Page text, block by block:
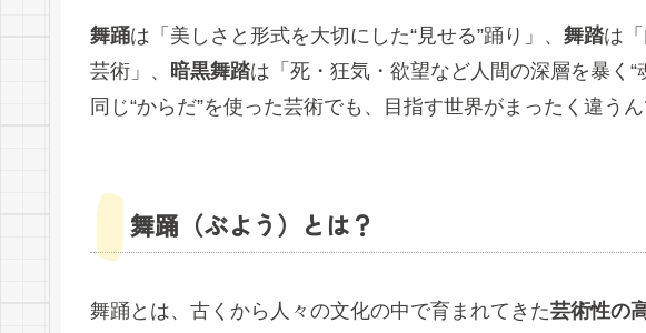
舞踊は「美しさと形式を大切にした“見せる”踊り」、 舞踏は
芸術」、
暗黒舞踏は「死・狂気・欲望など人間の深層を暴く“
同じ“からだ”を使った芸術でも、目指す世界がまったく違うん
舞踊（ぶよう）とは？
舞踊とは、古くから人々の文化の中で育まれてきた芸術性の